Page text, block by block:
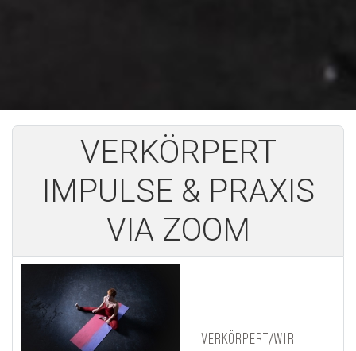
VERKÖRPERT
IMPULSE & PRAXIS
VIA ZOOM
VERKÖRPERT/WIR